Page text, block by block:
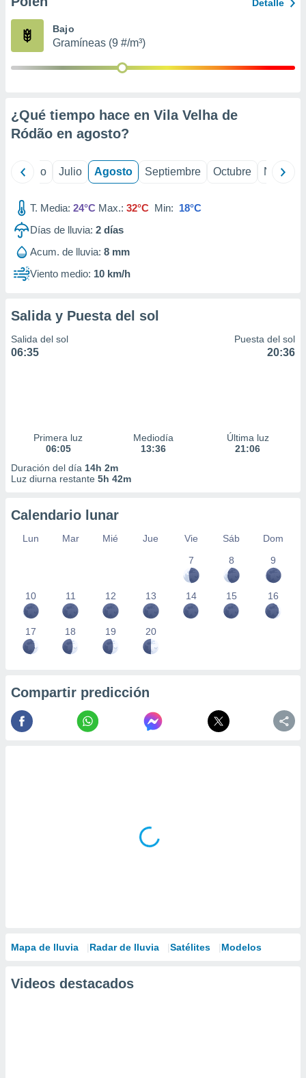
publicidad
1199
Detalle
Bajo
Gramíneas (9 #/m³)
¿Qué tiempo hace en Vila Velha de
Ródão en agosto?
Junio Julio Agosto Septiembre Octubre
T. Media: 24°C Max.: 32°C Min: 18°C
Días de lluvia: 2 días
Acum. de lluvia: 8 mm
Viento medio: 10 km/h
Salida y Puesta del sol
Salida del sol
06:35
Puesta del sol
20:36
Primera luz
06:05
Mediodía
13:36
Última luz
21:06
Duración del día 14h 2m
Luz diurna restante 5h 42m
Calendario lunar
Lun Mar Mié Jue Vie Sáb
Dom
7
8 9
10 11 12 13 14 15 16
17 18 19 20
Compartir predicción
Mapa de lluvia Radar de lluvia Satélites Modelos
Videos destacados